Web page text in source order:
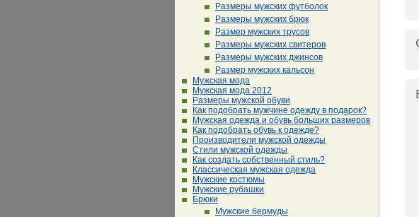
Размеры мужских футболок
Размеры мужских брюк
Размер мужских трусов
Размеры мужских свитеров
Размеры мужских джинсов
Размер мужских кальсон
Мужская мода
Мужская мода 2012
Размеры мужской обуви
Как подобрать мужчине одежду в подарок?
Мужская одежда и обувь больших размеров
Как подобрать обувь к одежде?
Производители мужской одежды
Стили мужской одежды
Как создать собственный стиль?
Классическая мужская одежда
Мужские костюмы
Мужские рубашки
Брюки
Мужские бермуды